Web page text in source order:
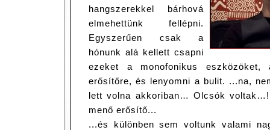
hangszerekkel bárhová
elmehettünk fellépni.
Egyszerűen csak a
hónunk alá kellett csapni
ezeket a monofonikus
erősítőre, és lenyomni a bulit. ...na,
lett volna akkoriban… Olcsók
menő erősítő...
...és különben sem voltunk valami